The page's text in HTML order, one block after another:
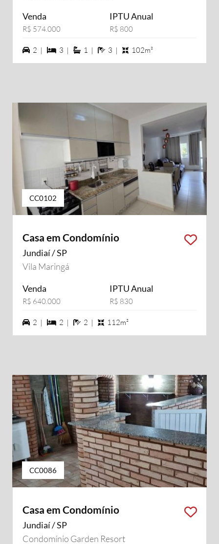
Venda
R$ 574.000
IPTU Anual
R$ 800
2 vagas na garagem
2 | 3 dormiórios
3 | 1 suítes
1 | 3 banheiros
3 | 102m²
CC0102
Casa em Condomínio
Jundiaí / SP
Vila Maringá
Venda
R$ 640.000
IPTU Anual
R$ 830
2 vagas na garagem
2 | 2 dormiórios
2 | 2 banheiros
2 | 112m²
CC0086
Casa em Condomínio
Jundiaí / SP
Condomínio Garden Resort